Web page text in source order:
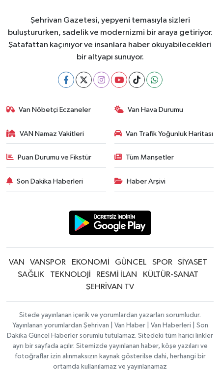
Şehrivan Gazetesi, yepyeni temasıyla sizleri
buluştururken, sadelik ve modernizmi bir araya getiriyor.
Şatafattan kaçınıyor ve insanlara haber okuyabilecekleri
bir altyapı sunuyor.
Van Nöbetçi Eczaneler Van Hava Durumu
VAN Namaz Vakitleri Van Trafik Yoğunluk Haritası
Puan Durumu ve Fikstür Tüm Manşetler
Son Dakika Haberleri Haber Arşivi
VAN VANSPOR EKONOMİ GÜNCEL SPOR
SİYASET
SAĞLIK
TEKNOLOJİ RESMİ İLAN
KÜLTÜR-SANAT
ŞEHRİVAN TV
Sitede yayınlanan içerik ve yorumlardan yazarları sorumludur.
Yayınlanan yorumlardan Şehrivan | Van Haber | Van Haberleri | Son
Dakika Güncel Haberler sorumlu tutulamaz. Sitedeki tüm harici linkler
ayrı bir sayfada açılır. Sitemizde yayınlanan haber, köşe yazıları ve
fotoğraflar izin alınmaksızın kaynak gösterilse dahi, herhangi bir
ortamda kullanılamaz ve yayınlanamaz